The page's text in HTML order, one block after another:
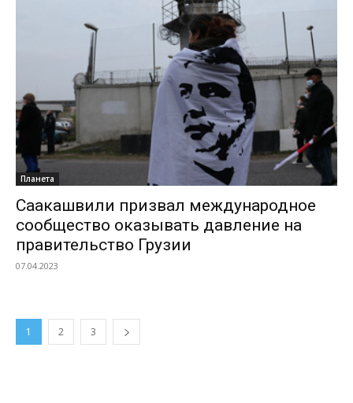
Планета
Саакашвили призвал международное
сообщество оказывать давление на
правительство Грузии
07.04.2023
1 2 3